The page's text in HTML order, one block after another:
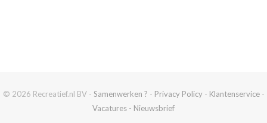
© 2026 Recreatief.nl BV - Samenwerken ? - Privacy Policy- Klantenservice-
Vacatures - Nieuwsbrief